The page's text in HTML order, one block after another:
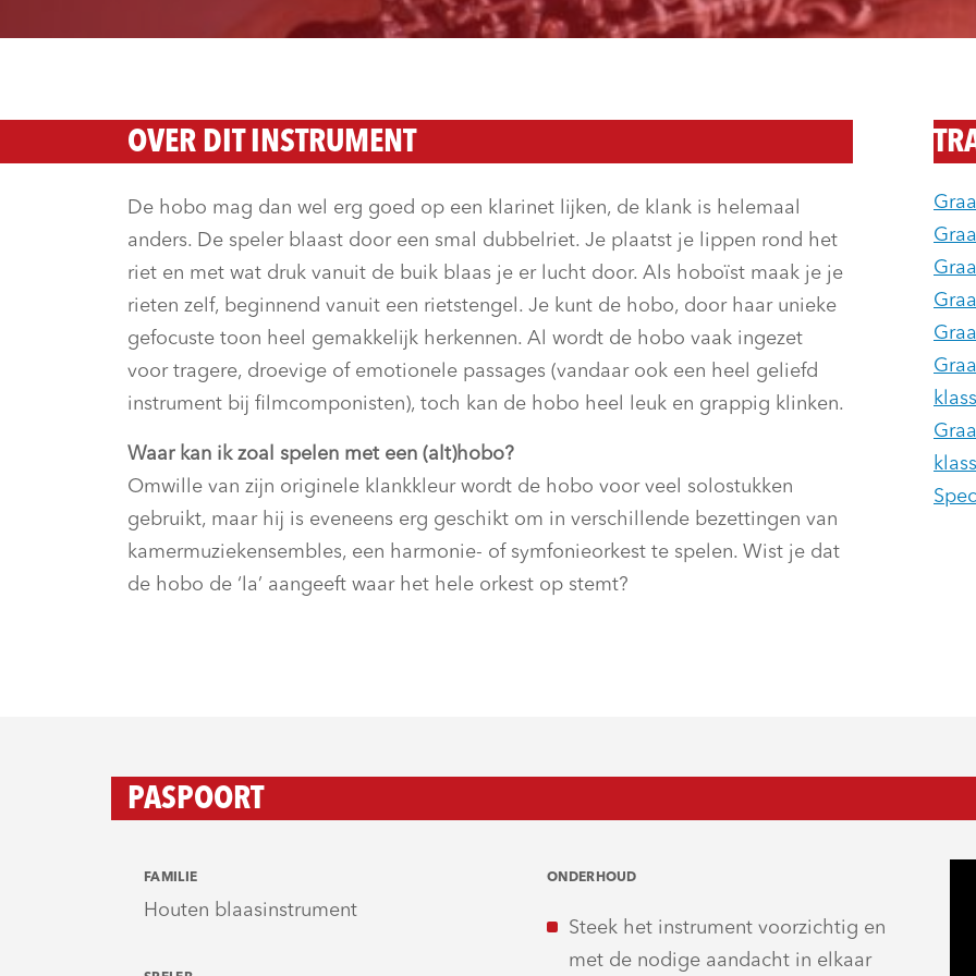
OVER DIT INSTRUMENT
De hobo mag dan wel erg goed op een klarinet lijken, de klank is helemaal
anders. De speler blaast door een smal dubbelriet. Je plaatst je lippen rond het
riet en met wat druk vanuit de buik blaas je er lucht door. Als hoboïst maak je je
rieten zelf, beginnend vanuit een rietstengel. Je kunt de hobo, door haar unieke
gefocuste toon heel gemakkelijk herkennen. Al wordt de hobo vaak ingezet
voor tragere, droevige of emotionele passages (vandaar ook een heel geliefd
instrument bij filmcomponisten), toch kan de hobo heel leuk en grappig klinken.
Waar kan ik zoal spelen met een (alt)hobo?
Omwille van zijn originele klankkleur wordt de hobo voor veel solostukken
gebruikt, maar hij is eveneens erg geschikt om in verschillende bezettingen van
kamermuziekensembles, een harmonie- of symfonieorkest te spelen. Wist je dat
de hobo de ‘la’ aangeeft waar het hele orkest op stemt?
PASPOORT
FAMILIE
Houten blaasinstrument
ONDERHOUD
Steek het instrument voorzichtig en
met de nodige aandacht in elkaar